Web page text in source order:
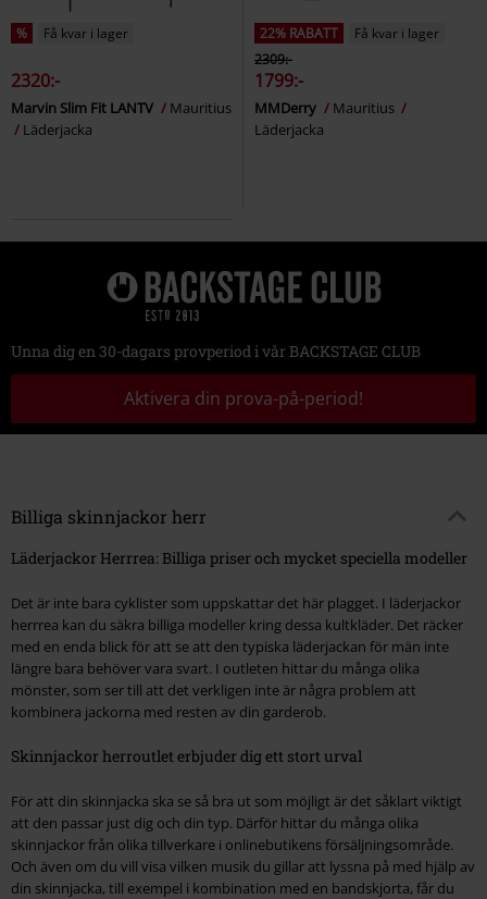
% Få kvar i lager
2320:-
Marvin Slim Fit LANTV
Mauritius
Läderjacka
22% RABATT
Få kvar i lager
2309:-
1799:-
MMDerry
Mauritius
Läderjacka
Unna dig en 30-dagars provperiod i vår BACKSTAGE CLUB
Aktivera din prova-på-period!
Billiga skinnjackor herr
Läderjackor Herrrea: Billiga priser och mycket speciella modeller
Det är inte bara cyklister som uppskattar det här plagget. I läderjackor
herrrea kan du säkra billiga modeller kring dessa kultkläder. Det räcker
med en enda blick för att se att den typiska läderjackan för män inte
längre bara behöver vara svart. I outleten hittar du många olika
mönster, som ser till att det verkligen inte är några problem att
kombinera jackorna med resten av din garderob.
Skinnjackor herroutlet erbjuder dig ett stort urval
För att din skinnjacka ska se så bra ut som möjligt är det såklart viktigt
att den passar just dig och din typ. Därför hittar du många olika
skinnjackor från olika tillverkare i onlinebutikens försäljningsområde.
Och även om du vill visa vilken musik du gillar att lyssna på med hjälp av
din skinnjacka, till exempel i kombination med en bandskjorta, får du